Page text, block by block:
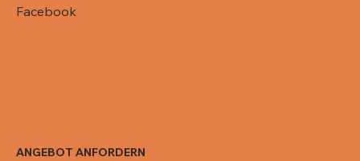
Facebook
ANGEBOT ANFORDERN